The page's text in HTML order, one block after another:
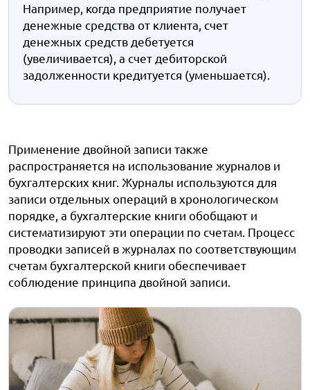
Например, когда предприятие получает
денежные средства от клиента, счет
денежных средств дебетуется
(увеличивается), а счет дебиторской
задолженности кредитуется (уменьшается).
Применение двойной записи также
распространяется на использование журналов и
бухгалтерских книг. Журналы используются для
записи отдельных операций в хронологическом
порядке, а бухгалтерские книги обобщают и
систематизируют эти операции по счетам. Процесс
проводки записей в журналах по соответствующим
счетам бухгалтерской книги обеспечивает
соблюдение принципа двойной записи.